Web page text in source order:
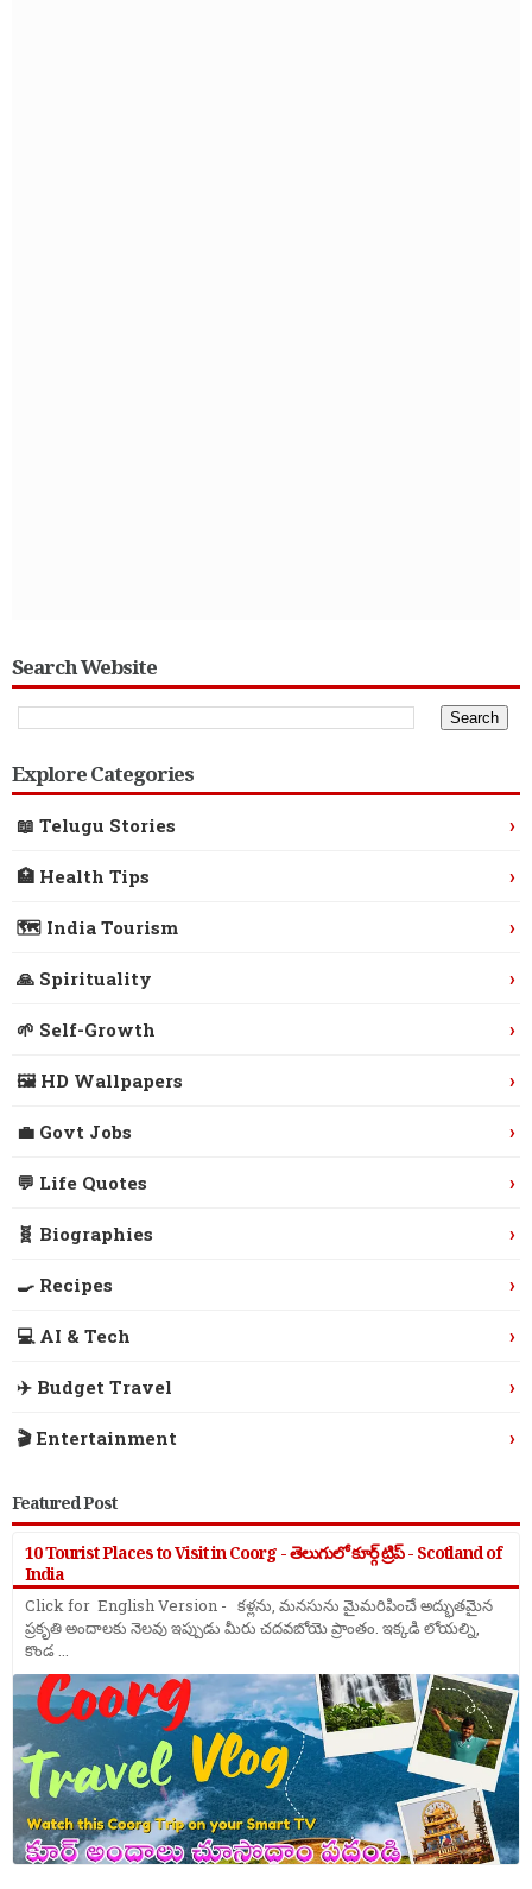
Search Website
Explore Categories
📖 Telugu Stories ›
🏥 Health Tips ›
🗺️ India Tourism ›
🙏 Spirituality ›
🌱 Self-Growth ›
🖼️ HD Wallpapers ›
💼 Govt Jobs ›
💬 Life Quotes ›
🧬 Biographies ›
🍳 Recipes ›
💻 AI & Tech ›
✈️ Budget Travel ›
🎬 Entertainment ›
Featured Post
10 Tourist Places to Visit in Coorg - తెలుగులో కూర్గ్ ట్రిప్ - Scotland of
India
Click for English Version - కళ్లను, మనసును మైమరిపించే అద్భుతమైన
ప్రకృతి అందాలకు నెలవు ఇప్పుడు మీరు చదవబోయె ప్రాంతం. ఇక్కడి లోయల్ని,
కొండ ...